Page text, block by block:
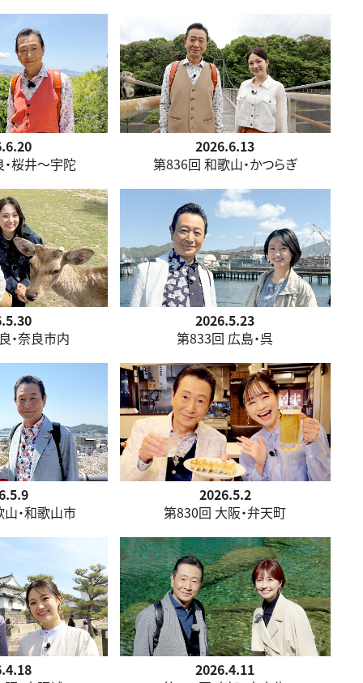
桜井～宇陀
2026.6.13
第836回 和歌山・かつらぎ
・奈良市内
2026.5.23
第833回 広島・呉
・和歌山市
2026.5.2
第830回 大阪・弁天町
2026.4.11